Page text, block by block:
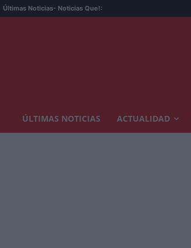
Últimas Noticias- Noticias Que!:
ÚLTIMAS NOTICIAS ACTUALIDAD